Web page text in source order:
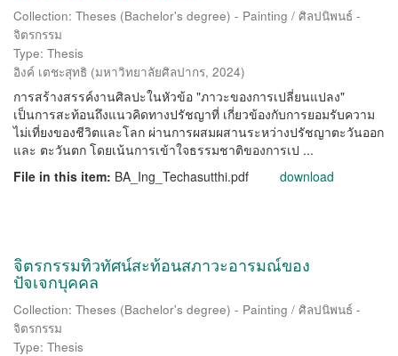
Collection: Theses (Bachelor's degree) - Painting / ศิลปนิพนธ์ -
จิตรกรรม
Type: Thesis
อิงค์ เตชะสุทธิ (มหาวิทยาลัยศิลปากร, 2024)
การสร้างสรรค์งานศิลปะในหัวข้อ "ภาวะของการเปลี่ยนแปลง"
เป็นการสะท้อนถึงแนวคิดทางปรัชญาที่ เกี่ยวข้องกับการยอมรับความ
ไม่เที่ยงของชีวิตและโลก ผ่านการผสมผสานระหว่างปรัชญาตะวันออก
และ ตะวันตก โดยเน้นการเข้าใจธรรมชาติของการเป ...
File in this item: BA_Ing_Techasutthi.pdf download
จิตรกรรมทิวทัศน์สะท้อนสภาวะอารมณ์ของ
ปัจเจกบุคคล
Collection: Theses (Bachelor's degree) - Painting / ศิลปนิพนธ์ -
จิตรกรรม
Type: Thesis